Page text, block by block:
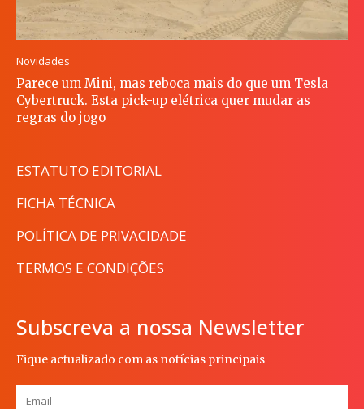
Novidades
Parece um Mini, mas reboca mais do que um Tesla
Cybertruck. Esta pick-up elétrica quer mudar as
regras do jogo
ESTATUTO EDITORIAL
FICHA TÉCNICA
POLÍTICA DE PRIVACIDADE
TERMOS E CONDIÇÕES
Subscreva a nossa Newsletter
Fique actualizado com as notícias principais